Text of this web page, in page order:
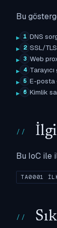
Bu
1 DNS
2 SSL/
3 Web
4
5 E-posta
6 Kimlik
Bu IoC ile
TA0001